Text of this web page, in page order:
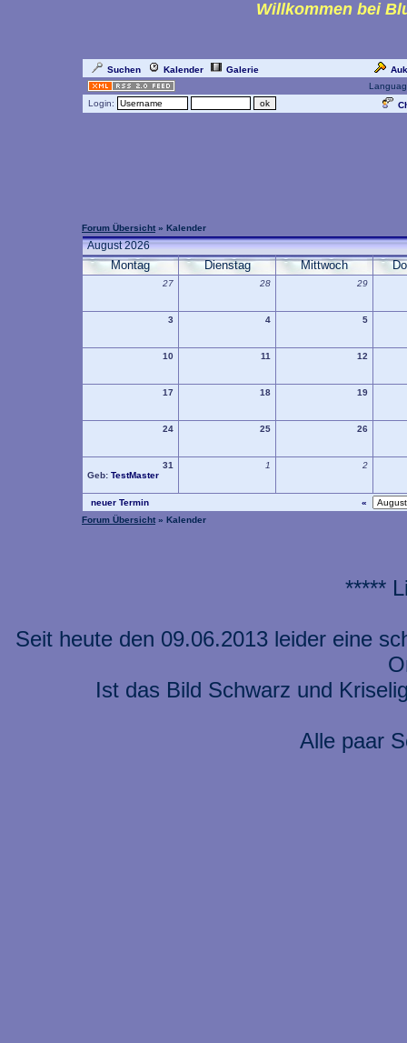
Willkommen bei
Suchen Kalender Galerie
Login:
Forum Übersicht » Kalender
August 2026
Montag Dienstag Mittwoch
27 28 29
3 4 5
10 11 12
17 18 19
24 25 26
31
Geb: TestMaster
1 2
neuer Termin
«
Forum Übersicht » Kalender
*****
Seit heute den 09.06.2013 leider eine
Ist das Bild Schwarz und
Alle paar